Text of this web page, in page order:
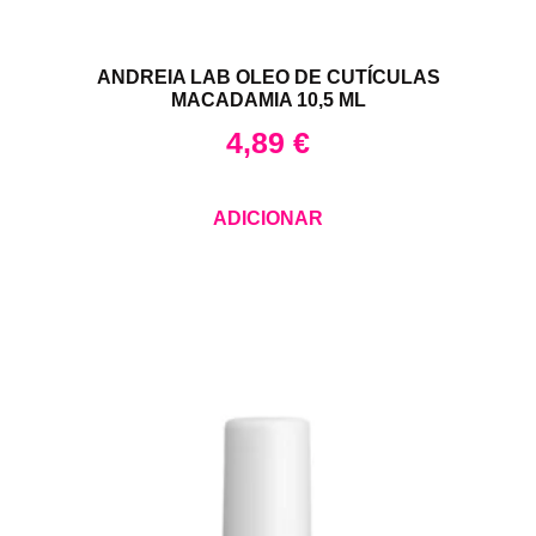
ANDREIA LAB OLEO DE CUTÍCULAS
MACADAMIA 10,5 ML
4,89 €
ADICIONAR